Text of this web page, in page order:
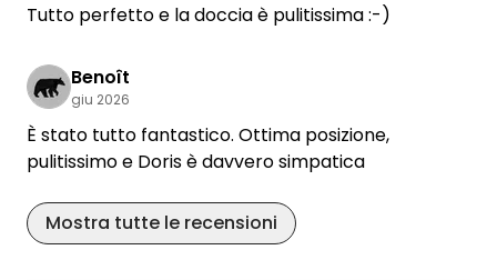
Tutto perfetto e la doccia è pulitissima :-)
Benoît
giu 2026
È stato tutto fantastico. Ottima posizione,
pulitissimo e Doris è davvero simpatica
Mostra tutte le recensioni